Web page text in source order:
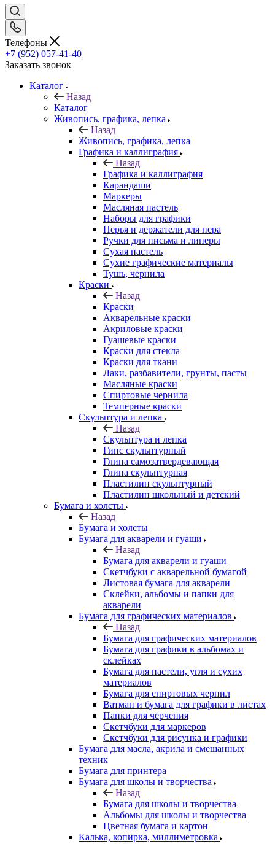
Телефоны
+7 (952) 057-41-40
Заказать звонок
Каталог
Назад
Каталог
Живопись, графика, лепка
Назад
Живопись, графика, лепка
Графика и каллиграфия
Назад
Графика и каллиграфия
Карандаши
Маркеры
Масляная пастель
Наборы для графики
Перья и держатели для пера
Ручки для письма и линеры
Сухая пастель
Сухие графические материалы
Тушь, чернила
Краски
Назад
Краски
Акварельные краски
Акриловые краски
Гуашевые краски
Краски для стекла
Краски для ткани
Лаки, разбавители, грунты, пасты
Масляные краски
Спиртовые чернила
Темперные краски
Скульптура и лепка
Назад
Скульптура и лепка
Гипс скульптурный
Глина самозатвердевающая
Глина скульптурная
Пластилин скульптурный
Пластилин школьный и детский
Бумага и холсты
Назад
Бумага и холсты
Бумага для акварели и гуаши
Назад
Бумага для акварели и гуаши
Скетчбуки с акварельной бумагой
Листовая бумага для акварели
Склейки, альбомы и папки для
акварели
Бумага для графических материалов
Назад
Бумага для графических материалов
Бумага для графики в альбомах и
склейках
Бумага для пастели, угля и сухих
материалов
Бумага для спиртовых чернил
Ватман и бумага для графики в листах
Папки для черчения
Скетчбуки для маркеров
Скетчбуки для рисунка и графики
Бумага для масла, акрила и смешанных
техник
Бумага для принтера
Бумага для школы и творчества
Назад
Бумага для школы и творчества
Альбомы для школы и творчества
Цветная бумага и картон
Калька, копирка, миллиметровка